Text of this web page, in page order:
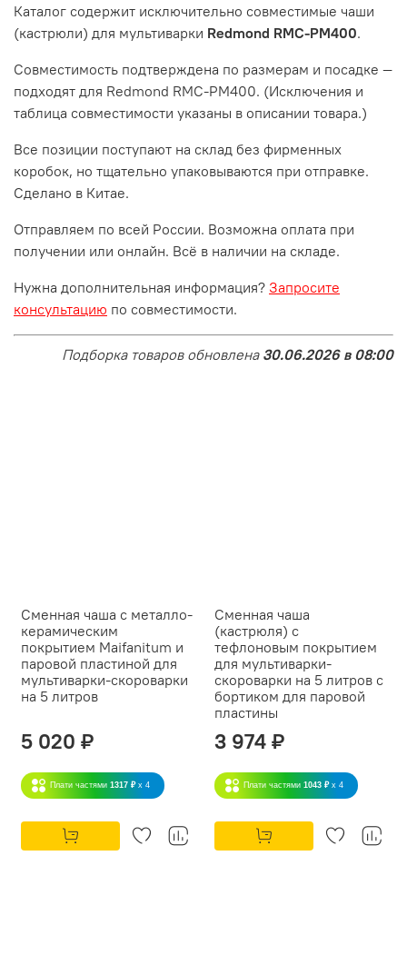
Каталог содержит исключительно совместимые чаши
(кастрюли) для мультиварки Redmond RMC-PM400.
Совместимость подтверждена по размерам и посадке —
подходят для Redmond RMC-PM400. (Исключения и
таблица совместимости указаны в описании товара.)
Все позиции поступают на склад без фирменных
коробок, но тщательно упаковываются при отправке.
Сделано в Китае.
Отправляем по всей России. Возможна оплата при
получении или онлайн. Всё в наличии на складе.
Нужна дополнительная информация? Запросите
консультацию по совместимости.
Подборка товаров обновлена 30.06.2026 в 08:00
Сменная чаша с металло-
керамическим
покрытием Maifanitum и
паровой пластиной для
мультиварки-скороварки
на 5 литров
5 020 ₽
Плати частями 1317 ₽ x 4
Сменная чаша
(кастрюля) с
тефлоновым покрытием
для мультиварки-
скороварки на 5 литров с
бортиком для паровой
пластины
3 974 ₽
Плати частями 1043 ₽ x 4